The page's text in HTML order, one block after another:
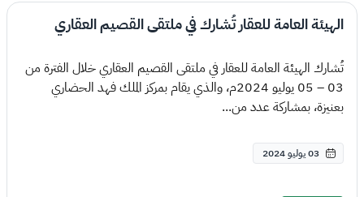
الهيئة العامة للعقار تُشارك في ملتقى القصيم العقاري
تُشارك الهيئة العامة للعقار في ملتقى القصيم العقاري خلال الفترة من
03 – 05 يوليو 2024م، والذي يقام بمركز الملك فهد الحضاري
بعنيزة، بمشاركة عدد من...
03 يوليو 2024